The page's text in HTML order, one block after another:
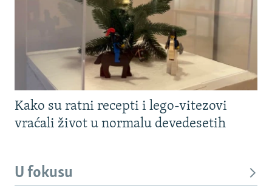
Kako su ratni recepti i lego-vitezovi
vraćali život u normalu devedesetih
U fokusu